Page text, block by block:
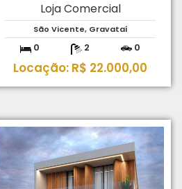
Loja Comercial
São Vicente, Gravataí
0 2 0
Locação: R$ 22.000,00